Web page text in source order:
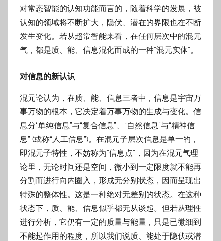
对常态智能的认知功能而言的，随着科学的发展，被
认知的领域将不断扩大，隐伏、潜在的界限也在不断
发生变化。若从超常智能来看，在任何层次中的混元
气，都是质、能、信息混化而成的一种“混元实体”。
对信息的新认识
混元论认为，在质、能、信息三者中，信息是宇宙万
事万物的根本，它决定着万事万物的生成与变化。信
息分“单纯信息”与“复合信息”、“自然信息”与“精神信
息” (或称“人工信息”)。在混元子层次信息是单一的，
即混元子特性，不妨称为“信息点”，因为在混元气理
论里，无论时间还是空间，微小到一定限度就不能再
分割而进行向内圈入，形成无分别状态，因而呈现出
特殊的整体性。这是一种绝对无差别的状态。在这种
状态下，质、能、信息似乎都无从谈起。但若从理性
进行分析，它仍有一定的质量与能量，只是已微细到
不能起作用的程度，所以我们说质、能处于隐伏或潜